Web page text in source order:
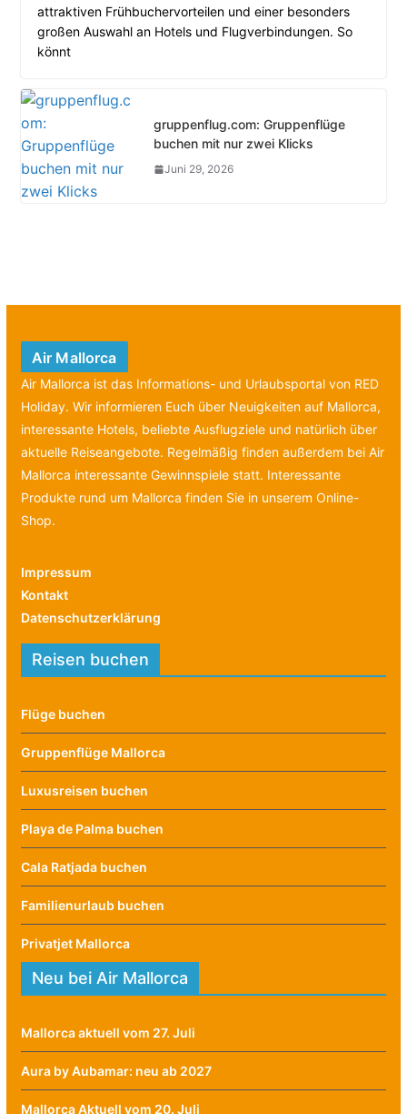
attraktiven Frühbuchervorteilen und einer besonders
großen Auswahl an Hotels und Flugverbindungen. So
könnt
gruppenflug.com: Gruppenflüge
buchen mit nur zwei Klicks
Juni 29, 2026
Air Mallorca
Air Mallorca ist das Informations- und Urlaubsportal von RED
Holiday. Wir informieren Euch über Neuigkeiten auf Mallorca,
interessante Hotels, beliebte Ausflugziele und natürlich über
aktuelle Reiseangebote. Regelmäßig finden außerdem bei Air
Mallorca interessante Gewinnspiele statt. Interessante
Produkte rund um Mallorca finden Sie in unserem Online-
Shop.
Impressum
Kontakt
Datenschutzerklärung
Reisen buchen
Flüge buchen
Gruppenflüge Mallorca
Luxusreisen buchen
Playa de Palma buchen
Cala Ratjada buchen
Familienurlaub buchen
Privatjet Mallorca
Neu bei Air Mallorca
Mallorca aktuell vom 27. Juli
Aura by Aubamar: neu ab 2027
Mallorca Aktuell vom 20. Juli